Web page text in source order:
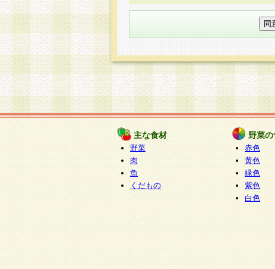
個人情報の取り扱いを外部に委託
す企業を選定して委託を行い、適
本人からの求めにより、当社が本
知・開示・内容の訂正・追加また
（以下、総称して「開示等」とい
開示等に応じる窓口は以下になり
ぱくすく食堂個人情報お客様相
個人情報を与えることは任意です
合には、当社のサービスの提供、
い場合がございますのでご了承く
主な食材
野菜
肉
魚
くだもの
野菜
赤色
黄色
緑色
紫色
白色